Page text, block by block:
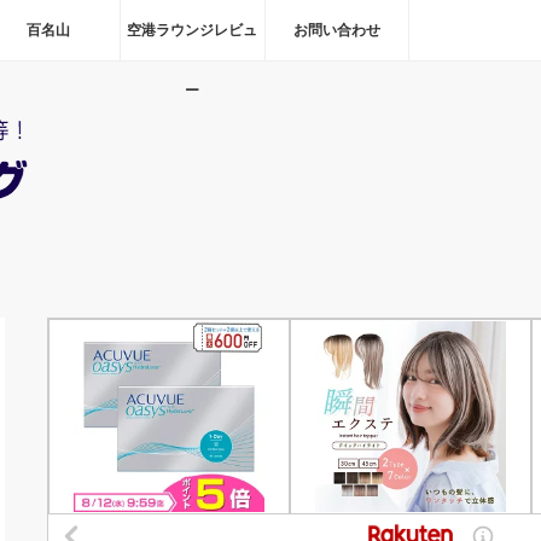
百名山 空港ラウンジレビュ
ー
お問い合わせ